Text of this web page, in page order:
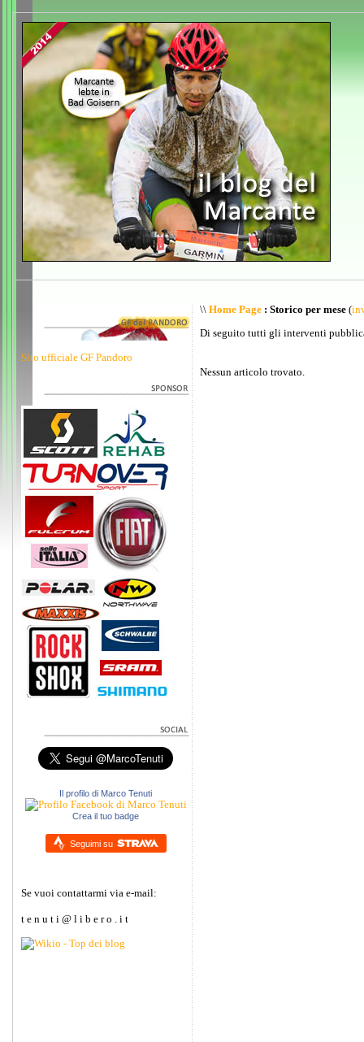
Sito ufficiale GF Pandoro
Il profilo di Marco Tenuti
Crea il tuo badge
Seguimi su
Se vuoi contattarmi via e-mail:
t e n u t i @ l i b e r o . i t
\\ Home Page : Storico per mese (
Di seguito tutti gli interventi
Nessun articolo trovato.